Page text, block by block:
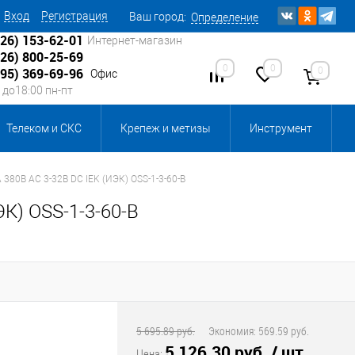
Вход Регистрация Ваш город: Определение
153-62-01 Интернет-магазин
800-25-69
369-69-96 Офис
до18:00 пн-пт
0 0 0
Телеком и СКС Крепеж и метизы Инструмент
Источники питания Кабеленесущие системы
и комплектующие, бытовая химия
380В AC 3-32В DC IEK (ИЭК) OSS-1-3-60-B
OSS-1-3-60-B
5 695.89 руб. Экономия: 569.59 руб.